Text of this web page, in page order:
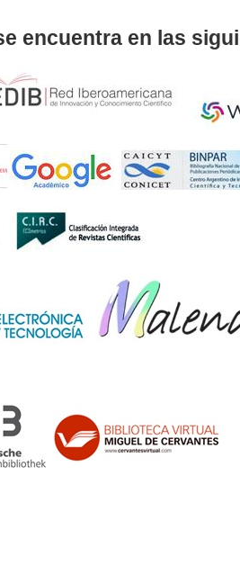
encuentra en las